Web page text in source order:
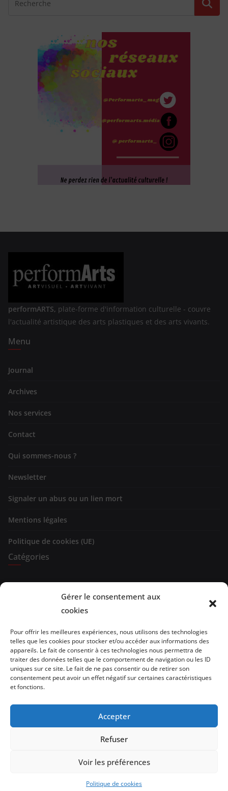
Gérer le consentement aux
cookies
Pour offrir les meilleures expériences, nous utilisons des technologies
telles que les cookies pour stocker et/ou accéder aux informations des
appareils. Le fait de consentir à ces technologies nous permettra de
traiter des données telles que le comportement de navigation ou les ID
uniques sur ce site. Le fait de ne pas consentir ou de retirer son
consentement peut avoir un effet négatif sur certaines caractéristiques
et fonctions.
Accepter
Refuser
Voir les préférences
Politique de cookies
performARTS, plate-forme d'information culturelle - couvre
l'actualité artistique des arts plastiques et des arts vivants.
Menu
Journal
Archives
Nos services
Contact
Qui sommes-nous ?
Newsletter
Signaler un abus ou un lien mort
Mentions légales
Politique de cookies (UE)
Catégories
Evénements
Brèves de lecture
Opinion